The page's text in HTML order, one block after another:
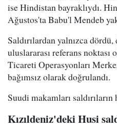
ise Hindistan bayraklıydı.
Ağustos'ta Babu'l Mendeb
Saldırılardan yalnızca
uluslararası referans
Ticareti Operasyonları
bağımsız olarak doğrulandı.
Suudi makamları
Kızıldeniz'deki Husi